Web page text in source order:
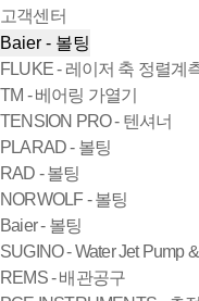
고객센터
Baier - 볼팅
FLUKE - 레이저 축 정렬계
TM - 베어링 가열기
TENSION PRO - 텐셔너
PLARAD - 볼팅
RAD - 볼팅
NORWOLF - 볼팅
Baier - 볼팅
SUGINO - Water Jet Pump
REMS - 배관공구